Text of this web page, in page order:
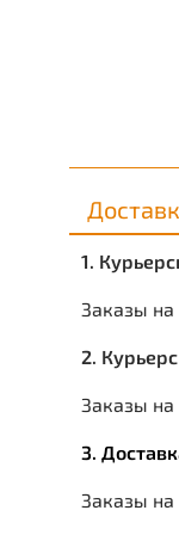
1.
Заказы
2.
Заказы
3.
Заказы